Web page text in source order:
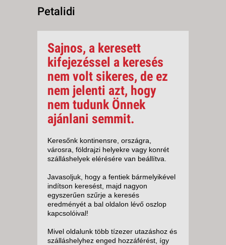
Petalidi
Sajnos, a keresett
kifejezéssel a keresés
nem volt sikeres, de ez
nem jelenti azt, hogy
nem tudunk Önnek
ajánlani semmit.
Keresőnk kontinensre, országra,
városra, földrajzi helyekre vagy konrét
szálláshelyek elérésére van beállítva.
Javasoljuk, hogy a fentiek bármelyikével
indítson keresést, majd nagyon
egyszerűen szűrje a keresés
eredményét a bal oldalon lévő oszlop
kapcsolóival!
Mivel oldalunk több tízezer utazáshoz és
szálláshelyhez enged hozzáférést, így